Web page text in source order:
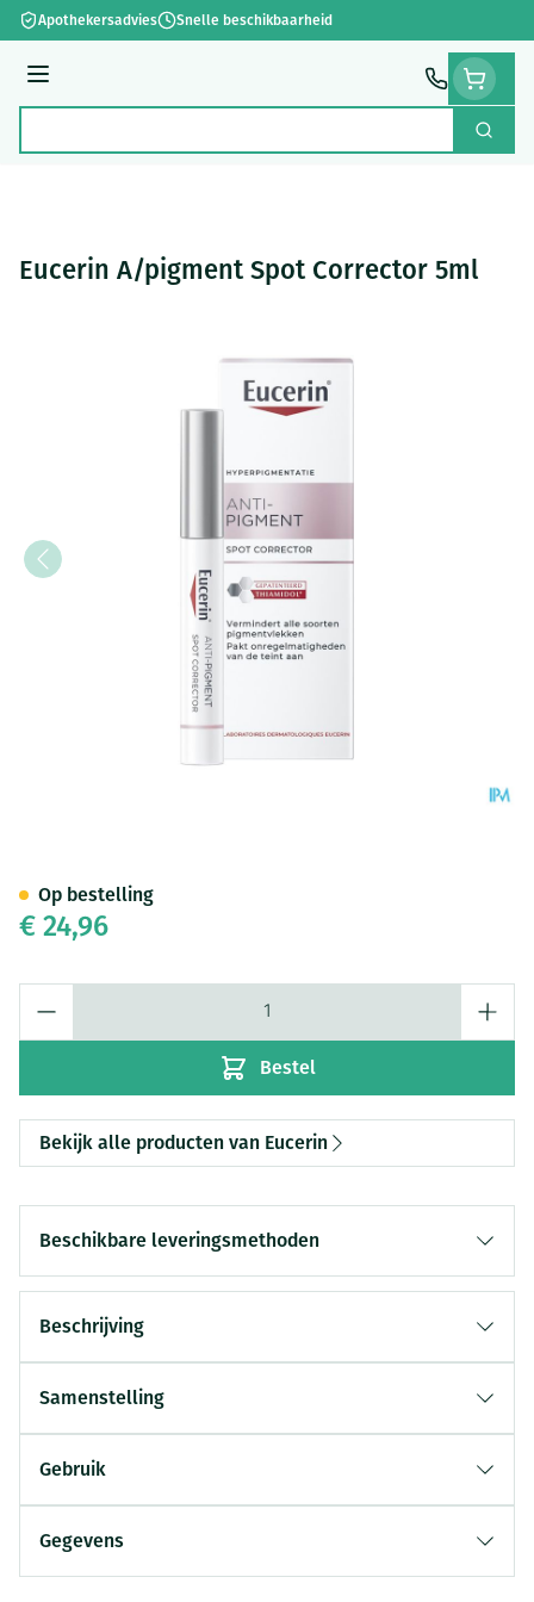
Ga naar de inhoud
Apothekersadvies Snelle beschikbaarheid
Menu
Zoek
Eucerin A/pigment Spot Corrector 5ml
€ 24,96
Bestel
Op bestelling
Bekijk alle producten van Eucerin
Beschikbare leveringsmethoden
Beschrijving
Samenstelling
Gebruik
Gegevens